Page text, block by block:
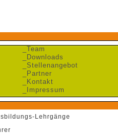
_Team
_Downloads
_Stellenangebot
_Partner
_Kontakt
_Impressum
Lehrgänge